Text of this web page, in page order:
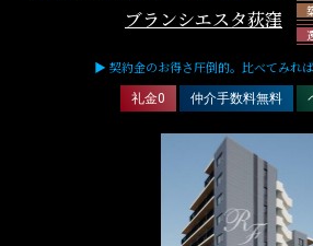
ブランシエスタ荻窪
▶ 契約金のお得さ圧倒的。比べてみれ
礼金0 仲介手数料無料